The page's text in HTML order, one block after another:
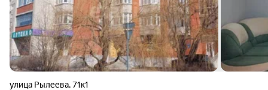
улица Рылеева,71к1